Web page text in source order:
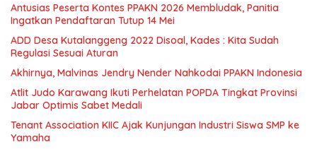
Antusias Peserta Kontes PPAKN 2026 Membludak, Panitia
Ingatkan Pendaftaran Tutup 14 Mei
ADD Desa Kutalanggeng 2022 Disoal, Kades : Kita Sudah
Regulasi Sesuai Aturan
Akhirnya, Malvinas Jendry Nender Nahkodai PPAKN Indonesia
Atlit Judo Karawang Ikuti Perhelatan POPDA Tingkat Provinsi
Jabar Optimis Sabet Medali
Tenant Association KIIC Ajak Kunjungan Industri Siswa SMP ke
Yamaha